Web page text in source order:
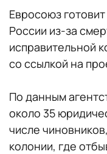
Евросоюз
России из-за
исправительной
со ссылкой на
По данным
около 35
числе
колонии, где